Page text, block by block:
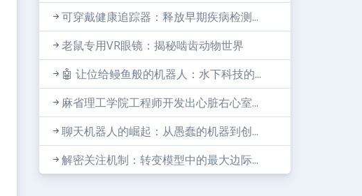
可穿戴健康追踪器：释放早期疾病检测...
老鼠专用VR眼镜：揭秘啮齿动物世界
🤖 让位给鳗鱼般的机器人：水下科技的...
麻省理工学院工程师开发出心脏右心室...
聊天机器人的崛起：从愚蠢的机器到创...
解密关注机制：转变模型中的最大边际...